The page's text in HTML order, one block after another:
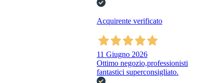
Acquirente verificato
11 Giugno 2026
Ottimo negozio,professionisti
fantastici superconsigliato.